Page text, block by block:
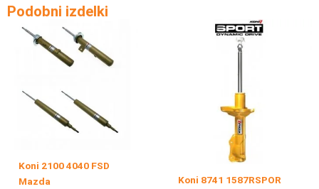
Podobni izdelki
Koni 2100 4040 FSD
Mazda
Koni 8741 1587RSPOR